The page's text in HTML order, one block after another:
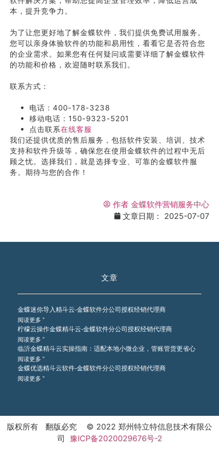
本，提升竞争力。
为了让您更好地了解金蝶软件，我们提供免费试用服务。
您可以亲身体验软件的功能和易用性，看看它是否符合您
的企业需求。如果您有任何疑问或需要详细了解金蝶软件
的功能和价格，欢迎随时联系我们。
联系方式：
电话：400-178-3238
移动电话：150-9323-5201
点击联系在线客服
我们还提供优质的售后服务，包括软件安装、培训、技术
支持和软件升级等，确保您在使用金蝶软件的过程中无后
顾之忧。选择我们，就是选择专业、可靠的金蝶软件服
务。期待与您的合作！
作者 金蝶软件营销服务中心
文章日期：
2025-07-07
文章
金蝶迷你导入精斗云-金蝶软件分公司授权经销代理商
阅读更多 ”
柠檬云操作金蝶精斗云-金蝶软件分公司授权经销代理商
阅读更多 ”
临沂金蝶精斗云实操指南：适配本地小微企业，管账管货更省心
阅读更多 ”
金蝶优选精斗云软件-金蝶软件分公司授权经销代理商
阅读更多 ”
版权所有 翻版必究 © 2022 郑州特立特信息技术有限公
司 豫ICP备2020029676号-2